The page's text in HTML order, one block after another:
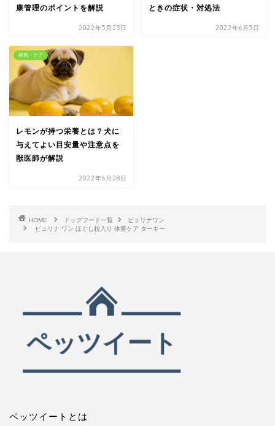
康管理のポイントを解説
2022年5月23日
ときの症状・対処法
2022年6月5日
病気・ケア
レモンが持つ栄養とは？犬に
与えてよい目安量や注意点を
獣医師が解説
2022年6月28日
HOME ドッグフード一覧
ピュリナワン
ピュリナ ワン ほぐし粒入り 体重ケア ターキー
ペッツイートとは